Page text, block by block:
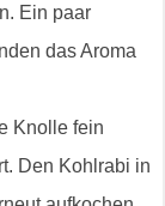
Ein paar
das Aroma
Knolle fein
Den Kohlrabi in